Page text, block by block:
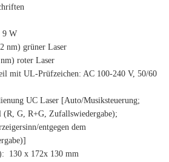
9 W
nm) grüner Laser
roter Laser
mit UL-Prüfzeichen: AC 100-240 V, 50/60
UC Laser [Auto/Musiksteuerung;
(R, G, R+G, Zufallswiedergabe);
entgegen dem
130 x 172x 130 mm